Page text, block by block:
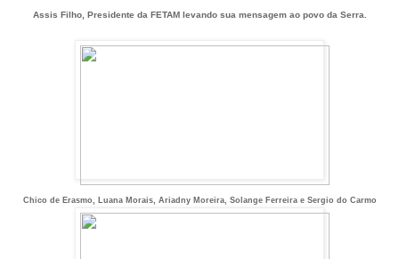
Assis Filho, Presidente da FETAM levando sua mensagem ao povo da Serra.
Chico de Erasmo, Luana Morais, Ariadny Moreira, Solange Ferreira e Sergio do Carmo